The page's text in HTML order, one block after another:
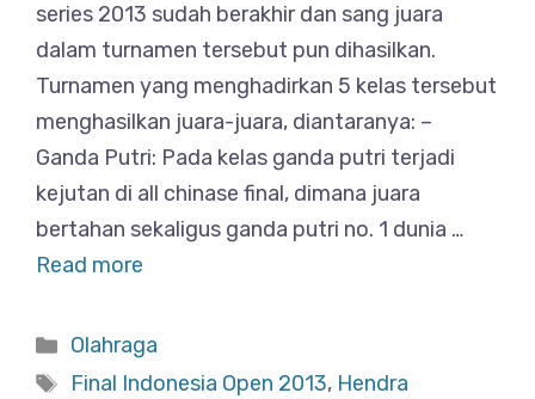
series 2013 sudah berakhir dan sang juara
dalam turnamen tersebut pun dihasilkan.
Turnamen yang menghadirkan 5 kelas tersebut
menghasilkan juara-juara, diantaranya: –
Ganda Putri: Pada kelas ganda putri terjadi
kejutan di all chinase final, dimana juara
bertahan sekaligus ganda putri no. 1 dunia …
Read more
Categories
Olahraga
Tags
Final Indonesia Open 2013, Hendra